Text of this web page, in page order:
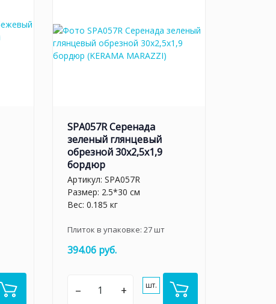
SPA057R Серенада
зеленый глянцевый
обрезной 30x2,5x1,9
бордюр
Артикул: SPA057R
Размер: 2.5*30 см
Вес: 0.185 кг
Плиток в упаковке: 27шт
394.06 руб.
– + шт.